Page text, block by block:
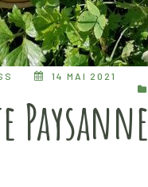
14 MAI 2021
Paysanne